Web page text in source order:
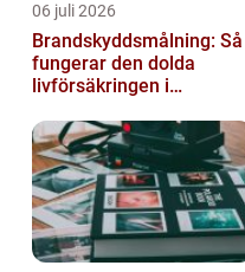
06 juli 2026
Brandskyddsmålning: Så
fungerar den dolda
livförsäkringen i